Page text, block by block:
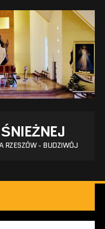
RZESZÓW - BUDZIWÓJ